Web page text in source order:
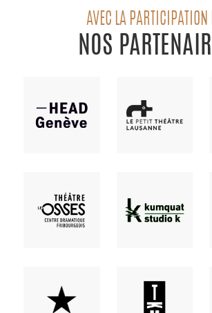
AVEC LA PARTICIPATION
NOS